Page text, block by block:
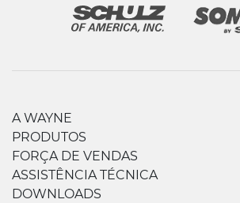
A WAYNE
PRODUTOS
FORÇA DE VENDAS
ASSISTÊNCIA TÉCNICA
DOWNLOADS